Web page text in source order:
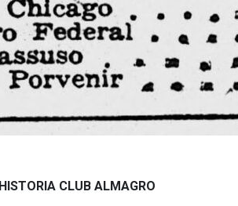
HISTORIA CLUB ALMAGRO